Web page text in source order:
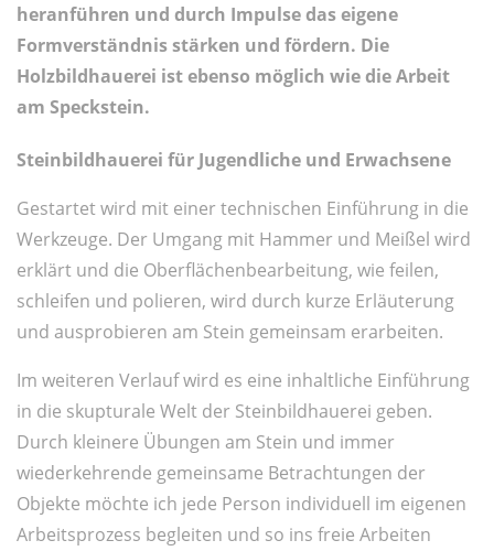
heranführen und durch Impulse das eigene
Formverständnis stärken und fördern. Die
Holzbildhauerei ist ebenso möglich wie die Arbeit
am Speckstein.
Steinbildhauerei für Jugendliche und Erwachsene
Gestartet wird mit einer technischen Einführung in die
Werkzeuge. Der Umgang mit Hammer und Meißel wird
erklärt und die Oberflächenbearbeitung, wie feilen,
schleifen und polieren, wird durch kurze Erläuterung
und ausprobieren am Stein gemeinsam erarbeiten.
Im weiteren Verlauf wird es eine inhaltliche Einführung
in die skupturale Welt der Steinbildhauerei geben.
Durch kleinere Übungen am Stein und immer
wiederkehrende gemeinsame Betrachtungen der
Objekte möchte ich jede Person individuell im eigenen
Arbeitsprozess begleiten und so ins freie Arbeiten